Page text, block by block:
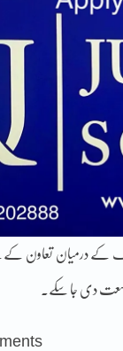
کے درمیان تعاون
وسعت دی جا سکے۔